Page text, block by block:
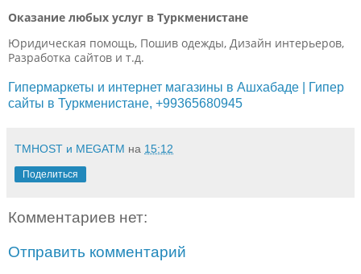
Оказание любых услуг в Туркменистане
Юридическая помощь, Пошив одежды, Дизайн интерьеров,
Разработка сайтов и т.д.
Гипермаркеты и интернет магазины в Ашхабаде | Гипер
сайты в Туркменистане, +99365680945
TMHOST и MEGATM на 15:12
Поделиться
Комментариев нет:
Отправить комментарий